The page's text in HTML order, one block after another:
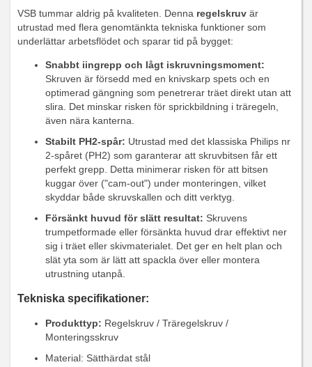
VSB tummar aldrig på kvaliteten. Denna regelskruv är
utrustad med flera genomtänkta tekniska funktioner som
underlättar arbetsflödet och sparar tid på bygget:
Snabbt iingrepp och lågt iskruvningsmoment:
Skruven är försedd med en knivskarp spets och en
optimerad gängning som penetrerar träet direkt utan att
slira. Det minskar risken för sprickbildning i träregeln,
även nära kanterna.
Stabilt PH2-spår: Utrustad med det klassiska Philips nr
2-spåret (PH2) som garanterar att skruvbitsen får ett
perfekt grepp. Detta minimerar risken för att bitsen
kuggar över ("cam-out") under monteringen, vilket
skyddar både skruvskallen och ditt verktyg.
Försänkt huvud för slätt resultat: Skruvens
trumpetformade eller försänkta huvud drar effektivt ner
sig i träet eller skivmaterialet. Det ger en helt plan och
slät yta som är lätt att spackla över eller montera
utrustning utanpå.
Tekniska specifikationer:
Produkttyp: Regelskruv / Träregelskruv /
Monteringsskruv
Material: Sätthärdat stål